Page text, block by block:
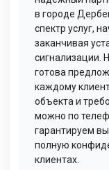
в городе
спектр услуг,
заканчивая
сигнализации.
готова
каждому
объекта и
можно по
гарантируем
полную
клиентах.